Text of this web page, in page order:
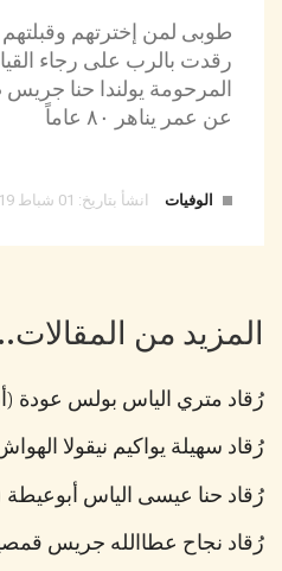
طوبى لمن إخترتهم
رقدت بالرب على رجاء
المرحومة يولندا حنا جريس
عن عمر يناهر ٨٠ عاماً
الوفيات انشأ بتاريخ: 01 شباط 2019
المزيد من
رُقاد متري الياس بولس عودة
رُقاد سهيلة يواكيم نيقولا
رُقاد حنا عيسى الياس
رُقاد نجاح عطاالله جريس